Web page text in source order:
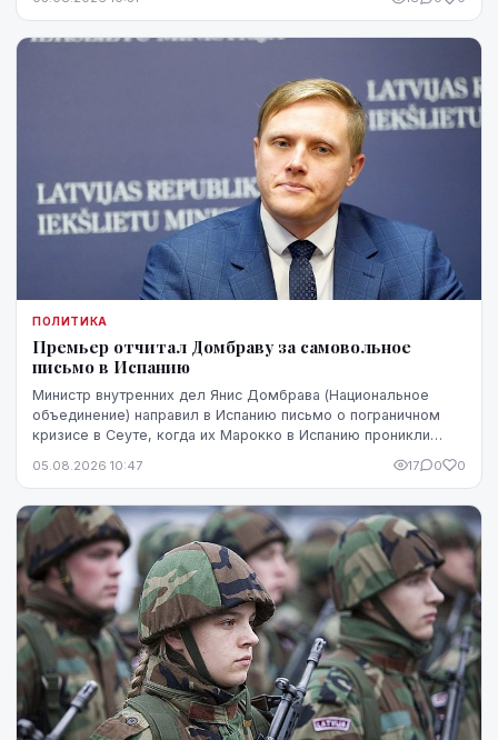
ПОЛИТИКА
Премьер отчитал Домбраву за самовольное
письмо в Испанию
Министр внутренних дел Янис Домбрава (Национальное
объединение) направил в Испанию письмо о пограничном
кризисе в Сеуте, когда их Марокко в Испанию проникли
чувствительно.
05.08.2026 10:47 17 0 0